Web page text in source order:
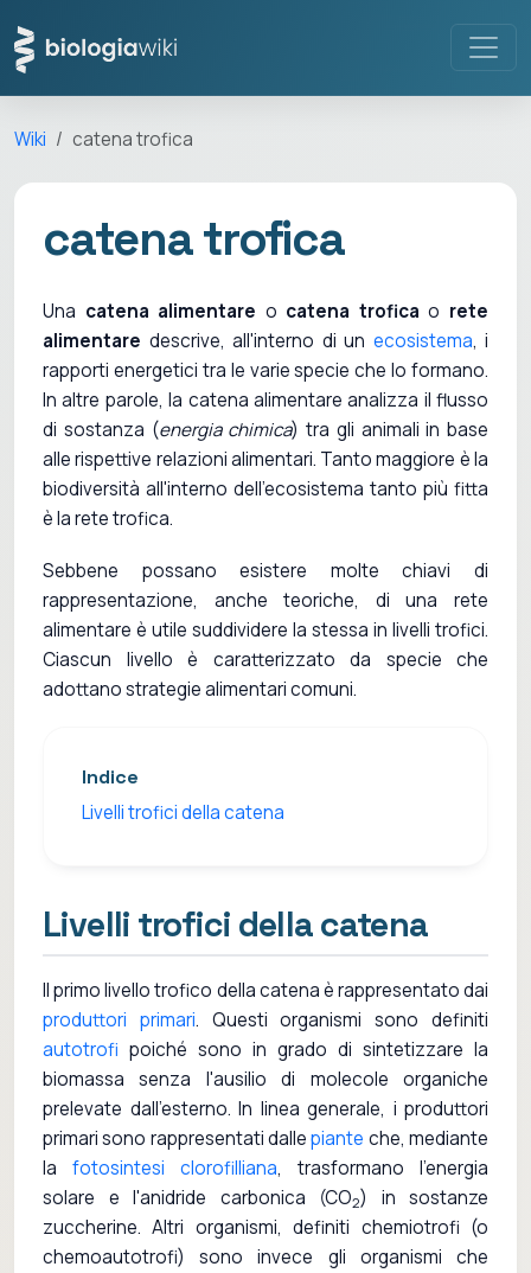
Wiki catena trofica
catena trofica
Una catena alimentare o catena trofica o rete
alimentare descrive, all'interno di un ecosistema, i
rapporti energetici tra le varie specie che lo formano.
In altre parole, la catena alimentare analizza il flusso
di sostanza (energia chimica) tra gli animali in base
alle rispettive relazioni alimentari. Tanto maggiore è la
biodiversità all'interno dell'ecosistema tanto più fitta
è la rete trofica.
Sebbene possano esistere molte chiavi di
rappresentazione, anche teoriche, di una rete
alimentare è utile suddividere la stessa in livelli trofici.
Ciascun livello è caratterizzato da specie che
adottano strategie alimentari comuni.
Indice
Livelli trofici della catena
Livelli trofici della catena
Il primo livello trofico della catena è rappresentato dai
produttori primari. Questi organismi sono definiti
autotrofi poiché sono in grado di sintetizzare la
biomassa senza l'ausilio di molecole organiche
prelevate dall'esterno. In linea generale, i produttori
primari sono rappresentati dallepiante che, mediante
la fotosintesi clorofilliana, trasformano l'energia
solare e l'anidride carbonica (CO2) in sostanze
zuccherine. Altri organismi, definiti chemiotrofi (o
chemoautotrofi) sono invece gli organismi che